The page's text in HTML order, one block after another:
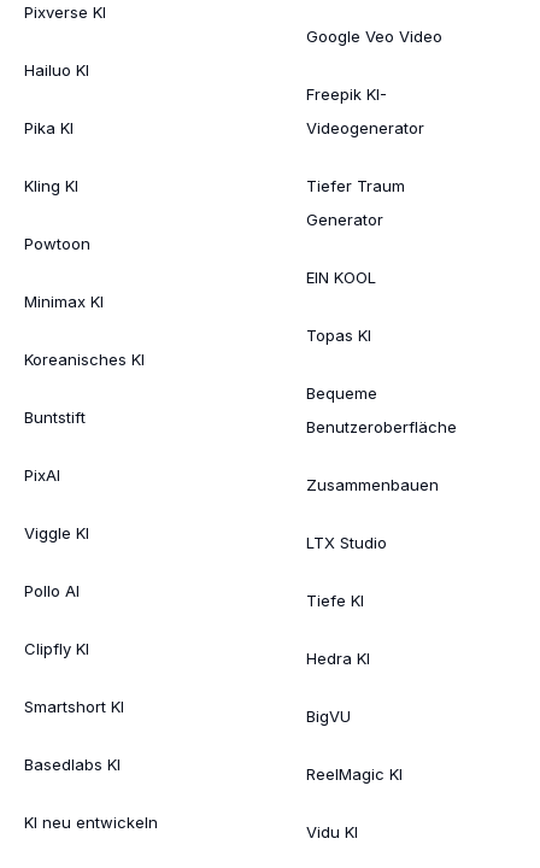
Pixverse KI
Hailuo KI
Pika KI
Kling KI
Powtoon
Minimax KI
Koreanisches KI
Buntstift
PixAI
Viggle KI
Pollo AI
Clipfly KI
Smartshort KI
Basedlabs KI
KI neu entwickeln
Google Veo Video
Freepik KI-
Videogenerator
Tiefer Traum
Generator
EIN KOOL
Topas KI
Bequeme
Benutzeroberfläche
Zusammenbauen
LTX Studio
Tiefe KI
Hedra KI
BigVU
ReelMagic KI
Vidu KI